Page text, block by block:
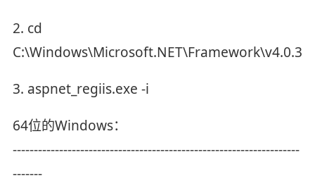
2. cd
3. aspnet_regiis.exe -i
64位的Windows：
--------------------------------------------------------------------
-------